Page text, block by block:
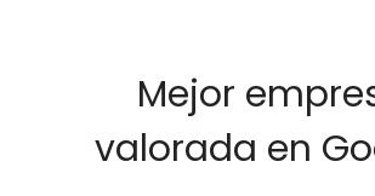
Mejor
valorada en